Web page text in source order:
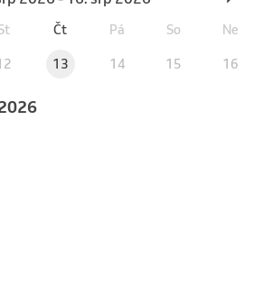
Čt Pá So Ne
13 14 15 16